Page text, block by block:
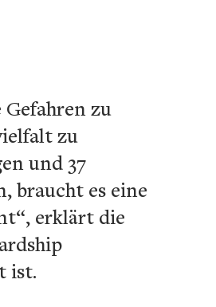
zu
zu
und 37
braucht es eine
erklärt die
ist.